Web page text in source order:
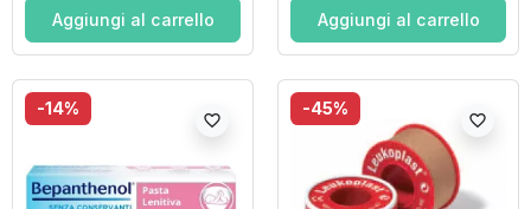
Aggiungi al carrello Aggiungi al carrello
-14%
favorite_border
-45%
favorite_border